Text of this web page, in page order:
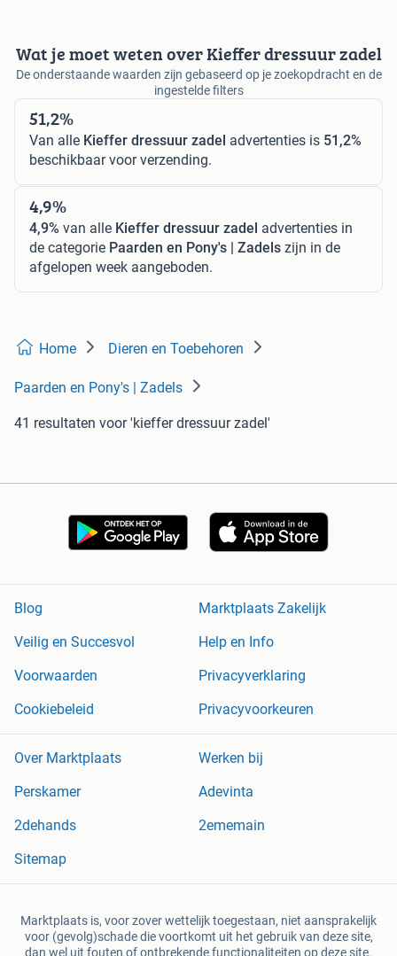
Wat je moet weten over Kieffer dressuur zadel
De onderstaande waarden zijn gebaseerd op je zoekopdracht en de
ingestelde filters
51,2%
Van alle Kieffer dressuur zadel advertenties is 51,2%
beschikbaar voor verzending.
4,9%
4,9% van alle Kieffer dressuur zadel advertenties in
de categorie Paarden en Pony's | Zadels zijn in de
afgelopen week aangeboden.
Home Dieren en Toebehoren
Paarden en Pony's | Zadels
41 resultaten voor 'kieffer dressuur zadel'
Blog
Marktplaats Zakelijk
Veilig en Succesvol
Help en Info
Voorwaarden
Privacyverklaring
Cookiebeleid
Privacyvoorkeuren
Over Marktplaats
Werken bij
Perskamer
Adevinta
2dehands
2ememain
Sitemap
Marktplaats is, voor zover wettelijk toegestaan, niet aansprakelijk
voor (gevolg)schade die voortkomt uit het gebruik van deze site,
dan wel uit fouten of ontbrekende functionaliteiten op deze site.